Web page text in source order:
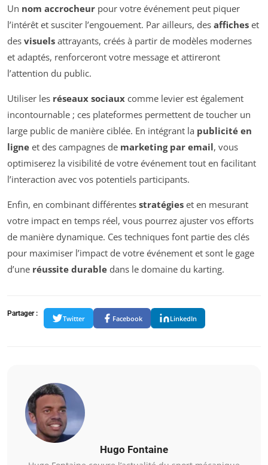
Un nom accrocheur pour votre événement peut piquer
l’intérêt et susciter l’engouement. Par ailleurs, des affiches et
des visuels attrayants, créés à partir de modèles modernes
et adaptés, renforceront votre message et attireront
l’attention du public.
Utiliser les réseaux sociaux comme levier est également
incontournable ; ces plateformes permettent de toucher un
large public de manière ciblée. En intégrant la publicité en
ligne et des campagnes de marketing par email, vous
optimiserez la visibilité de votre événement tout en facilitant
l’interaction avec vos potentiels participants.
Enfin, en combinant différentes stratégies et en mesurant
votre impact en temps réel, vous pourrez ajuster vos efforts
de manière dynamique. Ces techniques font partie des clés
pour maximiser l’impact de votre événement et sont le gage
d’une réussite durable dans le domaine du karting.
Partager :
Twitter Facebook LinkedIn
Hugo Fontaine